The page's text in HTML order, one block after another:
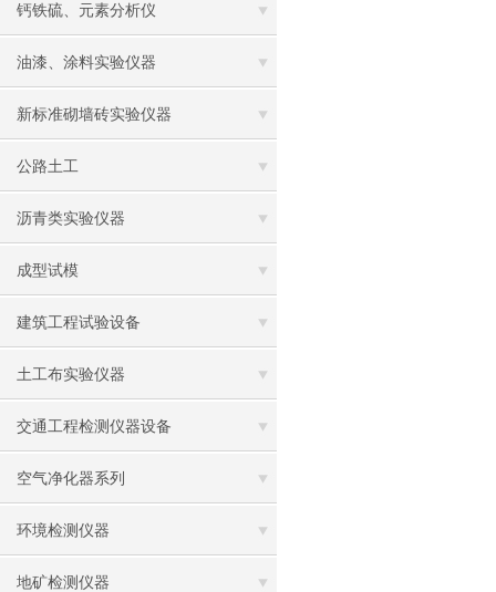
钙铁硫、元素分析仪
油漆、涂料实验仪器
新标准砌墙砖实验仪器
公路土工
沥青类实验仪器
成型试模
建筑工程试验设备
土工布实验仪器
交通工程检测仪器设备
空气净化器系列
环境检测仪器
地矿检测仪器